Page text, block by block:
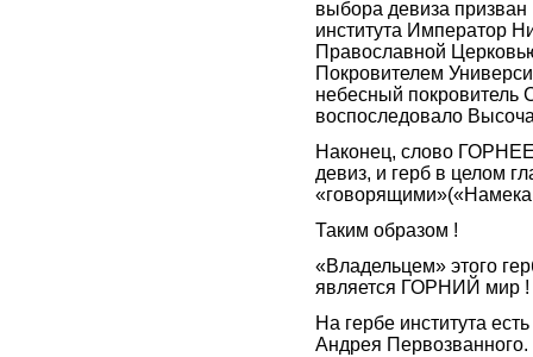
выбора девиза призван
института Император
Православной
Покровителем
небесный покровитель
воспоследовало
Наконец, слово
девиз, и герб в целом
Таким образом !
«Владельцем» этого
является ГОРНИЙ мир !
На гербе института
Андрея Первозванного.